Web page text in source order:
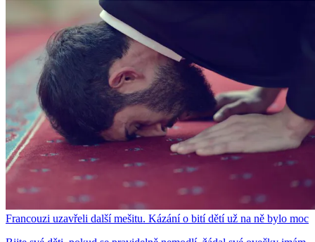
Francouzi uzavřeli další mešitu. Kázání o bití dětí už na ně bylo moc